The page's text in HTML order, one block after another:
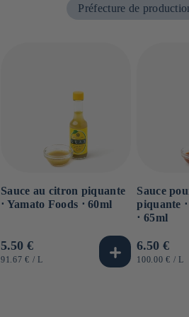
Préfecture de
Sauce au citron piquante
⋅ Yamato Foods ⋅ 60ml
Prix
habituel
5.50 €
PRIX
91.67 € / PAR
L
Sauce
piquante
⋅ 65ml
Prix
habituel
6.50 €
PRIX
100.00 € / L